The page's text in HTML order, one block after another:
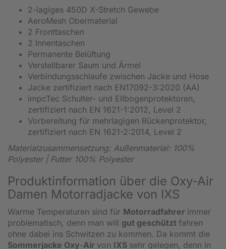
2-lagiges 450D X-Stretch Gewebe
AeroMesh Obermaterial
2 Fronttaschen
2 Innentaschen
Permanente Belüftung
Verstellbarer Saum und Ärmel
Verbindungsschlaufe zwischen Jacke und Hose
Jacke zertifiziert nach EN17092-3:2020 (AA)
impcTec Schulter- und Ellbogenprotektoren,
zertifiziert nach EN 1621-1:2012, Level 2
Vorbereitung für mehrlagigen Rückenprotektor,
zertifiziert nach EN 1621-2:2014, Level 2
Materialzusammensetzung: Außenmaterial: 100%
Polyester | Futter 100% Polyester
Produktinformation über die Oxy-Air
Damen Motorradjacke von IXS
Warme Temperaturen sind für Motorradfahrer immer
problematisch, denn man will gut geschützt fahren
ohne dabei ins Schwitzen zu kommen. Da kommt die
Sommerjacke Oxy-Air von IXS sehr gelegen, denn in